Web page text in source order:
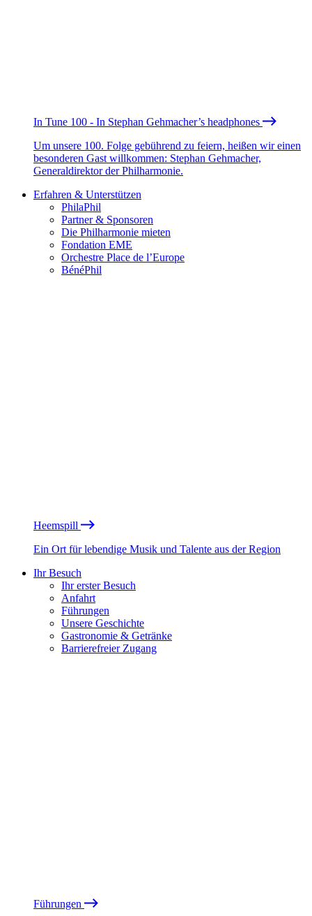
In Tune 100 - In Stephan Gehmacher’s headphones
Um unsere 100. Folge gebührend zu feiern, heißen wir einen
besonderen Gast willkommen: Stephan Gehmacher,
Generaldirektor der Philharmonie.
Erfahren & Unterstützen
PhilaPhil
Partner & Sponsoren
Die Philharmonie mieten
Fondation EME
Orchestre Place de l’Europe
BénéPhil
Heemspill
Ein Ort für lebendige Musik und Talente aus der Region
Ihr Besuch
Ihr erster Besuch
Anfahrt
Führungen
Unsere Geschichte
Gastronomie & Getränke
Barrierefreier Zugang
Führungen